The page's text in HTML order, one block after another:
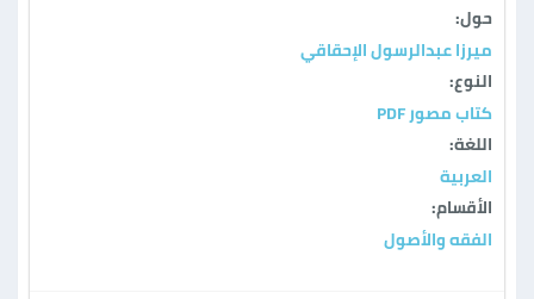
حول:
ميرزا عبدالرسول الإحقاقي
النوع:
كتاب مصور PDF
اللغة:
العربية
الأقسام:
الفقه والأصول